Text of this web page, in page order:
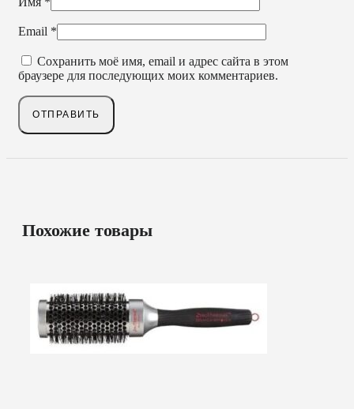
Email *
Сохранить моё имя, email и адрес сайта в этом
браузере для последующих моих комментариев.
Похожие товары